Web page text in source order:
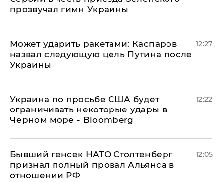
прозвучал гимн Украины
Может ударить ракетами: Каспаров
назвал следующую цель Путина после
Украины
12:27
Украина по просьбе США будет
ограничивать некоторые удары в
Черном море - Bloomberg
12:22
Бывший генсек НАТО Столтенберг
признал полный провал Альянса в
отношении РФ
12:05